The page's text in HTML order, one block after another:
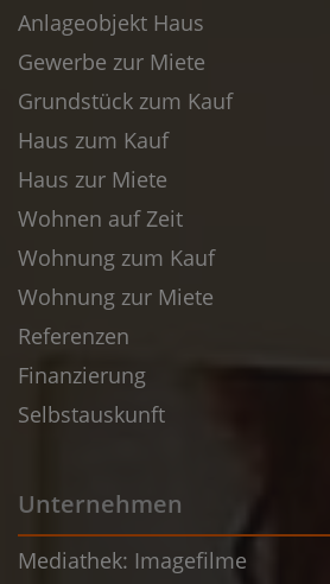
Anlageobjekt Haus
Gewerbe zur Miete
Grundstück zum Kauf
Haus zum Kauf
Haus zur Miete
Wohnen auf Zeit
Wohnung zum Kauf
Wohnung zur Miete
Referenzen
Finanzierung
Selbstauskunft
Unternehmen
Mediathek: Imagefilme